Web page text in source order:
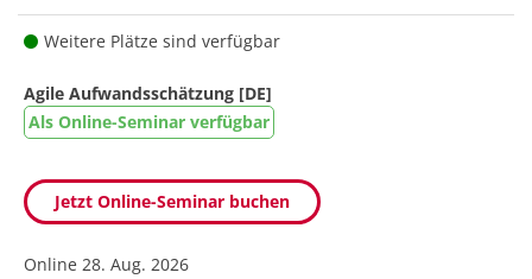
Weitere Plätze sind verfügbar
Agile Aufwandsschätzung [DE]
Als Online-Seminar verfügbar
Jetzt Online-Seminar buchen
Online 28. Aug. 2026